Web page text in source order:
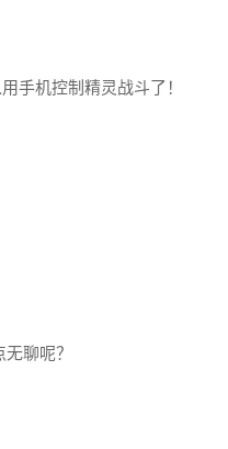
手机控制精灵战斗了！
聊呢？